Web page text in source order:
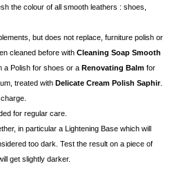
the colour of all smooth leathers : shoes,
but does not replace, furniture polish or
cleaned before with Cleaning Soap Smooth
a Polish for shoes or a Renovating Balm for
treated with Delicate Cream Polish Saphir.
for regular care.
in particular a Lightening Base which will
too dark. Test the result on a piece of
get slightly darker.